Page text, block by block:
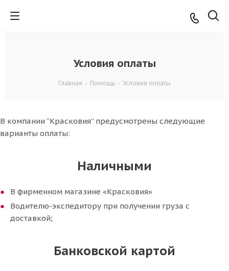
Условия оплаты
Главная - Помощь - Условия оплаты
В компании “Красковия” предусмотрены следующие
варианты оплаты:
Наличными
В фирменном магазине «Красковия»
Водителю-экспедитору при получении груза с
доставкой;
Банковской картой